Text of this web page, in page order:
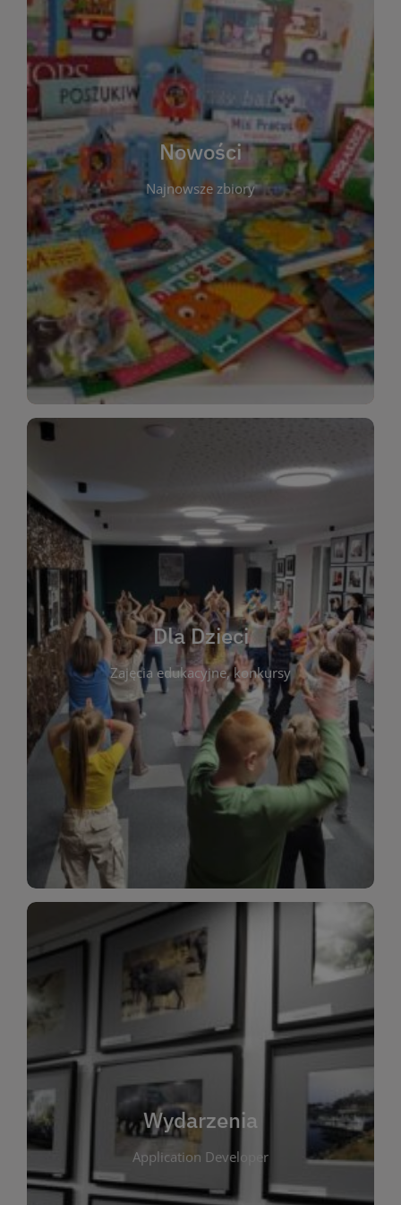
Nowości
Najnowsze zbiory
W tej sekcji prezentujemy najnowsze książki,
audiobooki oraz filmy, które właśnie trafiły do
zbiorów Miejskiej Biblioteki Publicznej w
Starachowicach. Regularnie aktualizujemy listę,
aby Czytelnicy mogli na bieżąco odkrywać świeże
tytuły i najciekawsze premiery wydawnicze. Każda
pozycja opatrzona jest krótkim opisem i
informacją o dostępności w katalogu. Zachęcamy
do częstych odwiedzin – nowości pojawiają się
niemal każdego tygodnia! Dzięki tej zakładce
zawsze będziesz wiedzieć, co warto przeczytać
jako pierwsze.
WIĘCEJ
Dla Dzieci
Zajęcia edukacyjne, konkursy
Dla Dzieci
To miejsce stworzone z myślą o najmłodszych
czytelnikach i ich rodzicach. Znajdziesz tu
informacje o zajęciach edukacyjnych, konkursach
plastycznych i spotkaniach z autorami książek dla
dzieci. Biblioteka oferuje bogaty wybór bajek,
opowiadań i lektur szkolnych, a także przyjazny
kącik do wspólnego czytania. Pragniemy
rozbudzać miłość do książek od najmłodszych lat.
Zapraszamy do wspólnej zabawy i odkrywania
świata literatury!
WIĘCEJ
Wydarzenia
Application Developer
Wydarzenia
W tej zakładce publikujemy informacje o
wszystkich wydarzeniach organizowanych przez
bibliotekę. Znajdziesz tu zapowiedzi spotkań
autorskich, warsztatów, prelekcji i zajęć
tematycznych dla różnych grup wiekowych. Każde
wydarzenie ma na celu promowanie kultury
czytelniczej oraz integrację społeczności lokalnej.
Dzięki kalendarzowi wydarzeń możesz łatwo